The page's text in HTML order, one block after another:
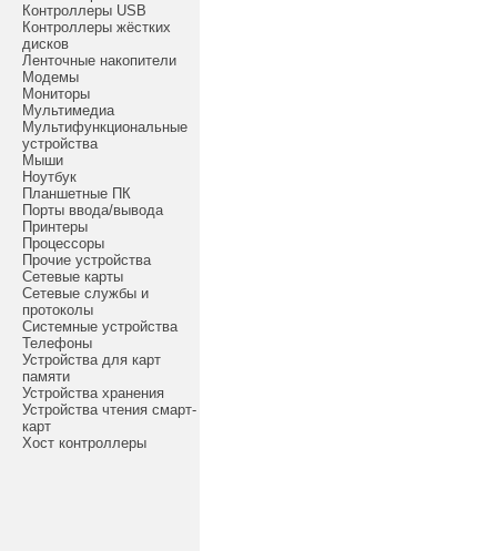
Контроллеры USB
Контроллеры жёстких
дисков
Ленточные накопители
Модемы
Мониторы
Мультимедиа
Мультифункциональные
устройства
Мыши
Ноутбук
Планшетные ПК
Порты ввода/вывода
Принтеры
Процессоры
Прочие устройства
Сетевые карты
Сетевые службы и
протоколы
Системные устройства
Телефоны
Устройства для карт
памяти
Устройства хранения
Устройства чтения смарт-
карт
Хост контроллеры